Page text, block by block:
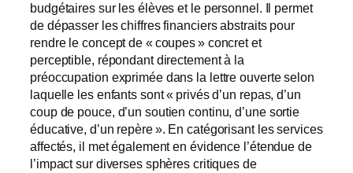
budgétaires sur les élèves et le personnel. Il permet
de dépasser les chiffres financiers abstraits pour
rendre le concept de « coupes » concret et
perceptible, répondant directement à la
préoccupation exprimée dans la lettre ouverte selon
laquelle les enfants sont « privés d’un repas, d’un
coup de pouce, d’un soutien continu, d’une sortie
éducative, d’un repère ». En catégorisant les services
affectés, il met également en évidence l’étendue de
l’impact sur diverses sphères critiques de